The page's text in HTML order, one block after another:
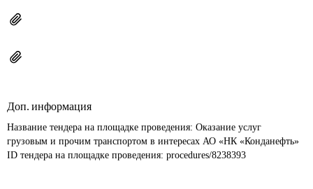
Доп. информация
Название тендера на площадке проведения: Оказание услуг
грузовым и прочим транспортом в интересах АО «НК «Конданефть»
ID тендера на площадке проведения: procedures/8238393